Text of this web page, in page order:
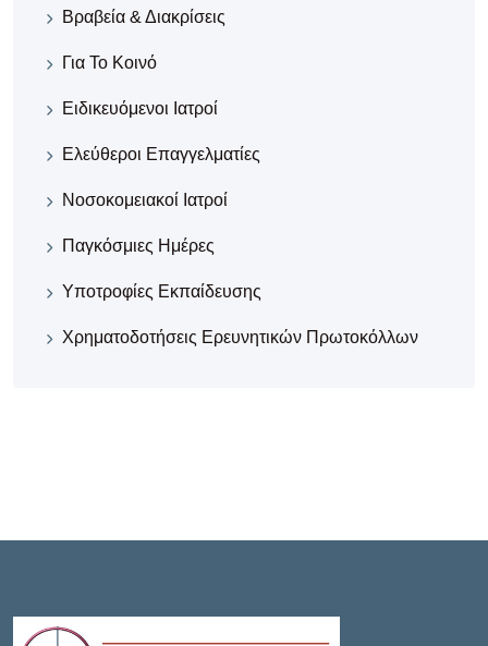
Βραβεία & Διακρίσεις
Για Το Κοινό
Ειδικευόμενοι Ιατροί
Ελεύθεροι Επαγγελματίες
Νοσοκομειακοί Iατροί
Παγκόσμιες Ημέρες
Υποτροφίες Εκπαίδευσης
Χρηματοδοτήσεις Ερευνητικών Πρωτοκόλλων